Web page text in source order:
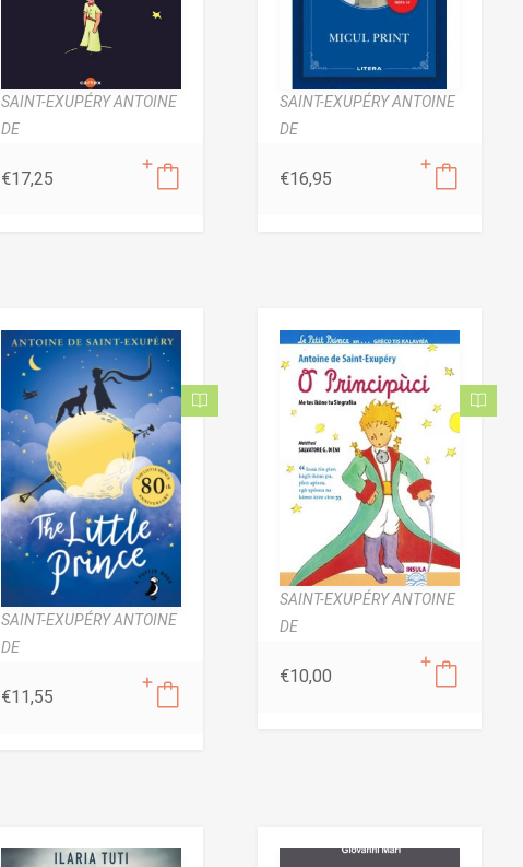
SAINT-EXUPÉRY ANTOINE
DE
€17,25
SAINT-EXUPÉRY ANTOINE
DE
€16,95
SAINT-EXUPÉRY ANTOINE
DE
€11,55
SAINT-EXUPÉRY ANTOINE
DE
€10,00